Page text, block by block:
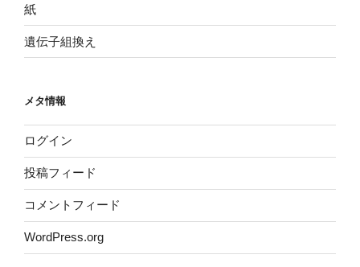
紙
遺伝子組換え
メタ情報
ログイン
投稿フィード
コメントフィード
WordPress.org